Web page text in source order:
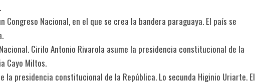
Congreso Nacional, en el que se crea la bandera paraguaya. El país se
Cirilo Antonio Rivarola asume la presidencia constitucional de la
Cayo Miltos.
la presidencia constitucional de la República. Lo secunda Higinio Uriarte. El